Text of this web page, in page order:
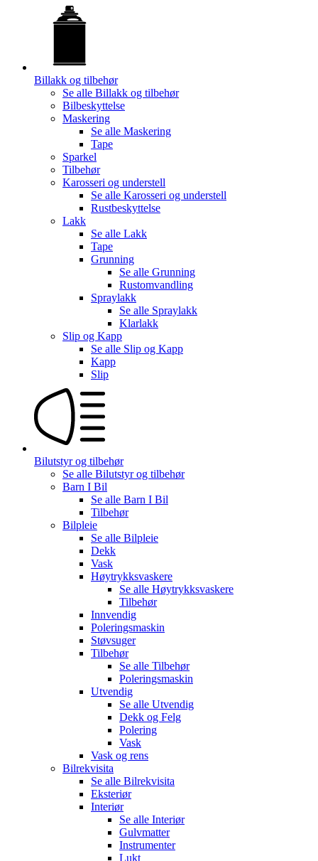
Billakk og tilbehør
Se alle Billakk og tilbehør
Bilbeskyttelse
Maskering
Se alle Maskering
Tape
Sparkel
Tilbehør
Karosseri og understell
Se alle Karosseri og understell
Rustbeskyttelse
Lakk
Se alle Lakk
Tape
Grunning
Se alle Grunning
Rustomvandling
Spraylakk
Se alle Spraylakk
Klarlakk
Slip og Kapp
Se alle Slip og Kapp
Kapp
Slip
Bilutstyr og tilbehør
Se alle Bilutstyr og tilbehør
Barn I Bil
Se alle Barn I Bil
Tilbehør
Bilpleie
Se alle Bilpleie
Dekk
Vask
Høytrykksvaskere
Se alle Høytrykksvaskere
Tilbehør
Innvendig
Poleringsmaskin
Støvsuger
Tilbehør
Se alle Tilbehør
Poleringsmaskin
Utvendig
Se alle Utvendig
Dekk og Felg
Polering
Vask
Vask og rens
Bilrekvisita
Se alle Bilrekvisita
Eksteriør
Interiør
Se alle Interiør
Gulvmatter
Instrumenter
Lukt